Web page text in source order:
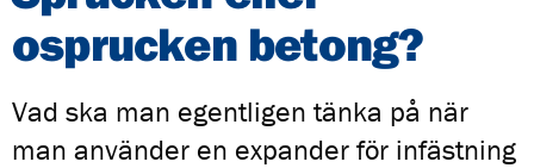
osprucken betong?
Vad ska man egentligen tänka på när
man använder en expander för infästning